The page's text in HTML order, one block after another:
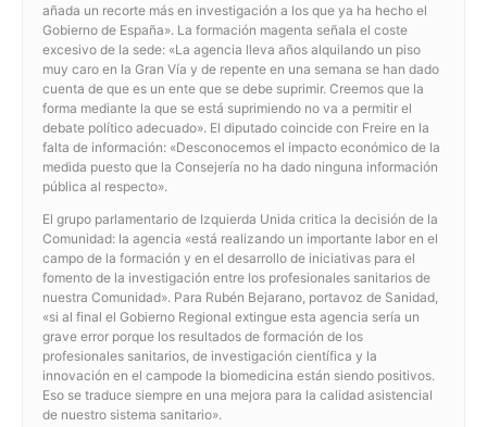
añada un recorte más en investigación a los que ya ha hecho el
Gobierno de España». La formación magenta señala el coste
excesivo de la sede: «La agencia lleva años alquilando un piso
muy caro en la Gran Vía y de repente en una semana se han dado
cuenta de que es un ente que se debe suprimir. Creemos que la
forma mediante la que se está suprimiendo no va a permitir el
debate político adecuado». El diputado coincide con Freire en la
falta de información: «Desconocemos el impacto económico de la
medida puesto que la Consejería no ha dado ninguna información
pública al respecto».
El grupo parlamentario de Izquierda Unida critica la decisión de la
Comunidad: la agencia «está realizando un importante labor en el
campo de la formación y en el desarrollo de iniciativas para el
fomento de la investigación entre los profesionales sanitarios de
nuestra Comunidad». Para Rubén Bejarano, portavoz de Sanidad,
«si al final el Gobierno Regional extingue esta agencia sería un
grave error porque los resultados de formación de los
profesionales sanitarios, de investigación científica y la
innovación en el campode la biomedicina están siendo positivos.
Eso se traduce siempre en una mejora para la calidad asistencial
de nuestro sistema sanitario».